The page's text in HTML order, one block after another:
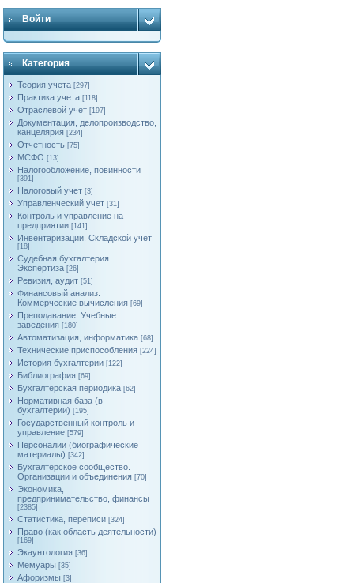
Войти
Категория
Теория учета [297]
Практика учета [118]
Отраслевой учет [197]
Документация, делопроизводство,
канцелярия [234]
Отчетность [75]
МСФО [13]
Налогообложение, повинности
[391]
Налоговый учет [3]
Управленческий учет [31]
Контроль и управление на
предприятии [141]
Инвентаризации. Складской учет
[18]
Судебная бухгалтерия.
Экспертиза [26]
Ревизия, аудит [51]
Финансовый анализ.
Коммерческие вычисления [69]
Преподавание. Учебные
заведения [180]
Автоматизация, информатика [68]
Технические приспособления [224]
История бухгалтерии [122]
Библиография [69]
Бухгалтерская периодика [62]
Нормативная база (в
бухгалтерии) [195]
Государственный контроль и
управление [579]
Персоналии (биографические
материалы) [342]
Бухгалтерское сообщество.
Организации и объединения [70]
Экономика,
предпринимательство, финансы
[2385]
Статистика, переписи [324]
Право (как область деятельности)
[169]
Экаунтология [36]
Мемуары [35]
Афоризмы [3]